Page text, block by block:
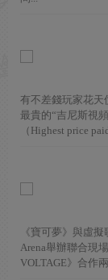
有不差錢玩家花天
最貴的“吉尼斯視
（Highest price
《寶可夢》與虛
Arena舉辦聯合現
VOLTAGE》合作